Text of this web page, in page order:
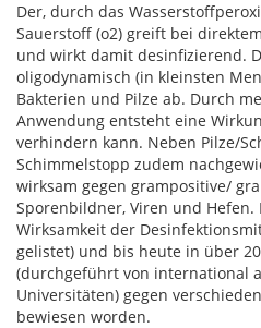
Der, durch das
Sauerstoff (o2) greift bei
und wirkt damit desinfizierend.
oligodynamisch (in kleinsten
Bakterien und Pilze ab. Durch
Anwendung entsteht eine
verhindern kann. Neben Pilze/
Schimmelstopp zudem
wirksam gegen grampositive/
Sporenbildner, Viren und Hefen.
Wirksamkeit der
gelistet) und bis heute in über
(durchgeführt von international
Universitäten) gegen
bewiesen worden.